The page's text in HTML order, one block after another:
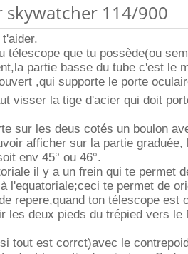
skywatcher 114/900
télescope que tu possède(ou
partie basse du tube c'est le
,qui supporte le porte
visser la tige d'acier qui doit
sur les deus cotés un boulon
afficher sur la partie graduée,
env 45° ou 46°.
il y a un frein qui te permet
l'equatoriale;ceci te permet de
repere,quand ton télescope est
les deux pieds du trépied vers le
tout est corrct)avec le